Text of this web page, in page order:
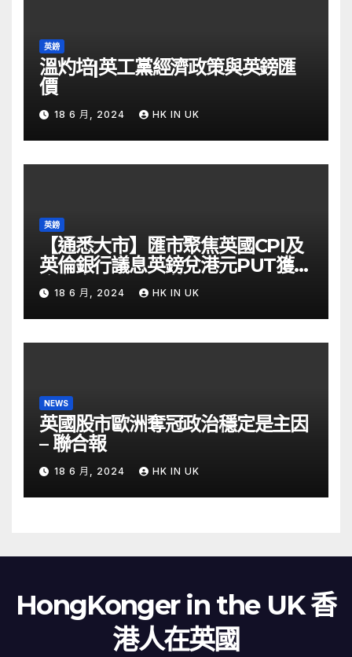
英鎊
溫灼培|英工黨經濟政策與英鎊匯
價
18 6 月, 2024 HK IN UK
英鎊
【通悉大市】匯市聚焦英國CPI及
英倫銀行議息英鎊兌港元PUT獲資
金留意 – Now 財經
18 6 月, 2024 HK IN UK
NEWS
英國股市歐洲奪冠政治穩定是主因
– 聯合報
18 6 月, 2024 HK IN UK
HongKonger in the UK 香
港人在英國